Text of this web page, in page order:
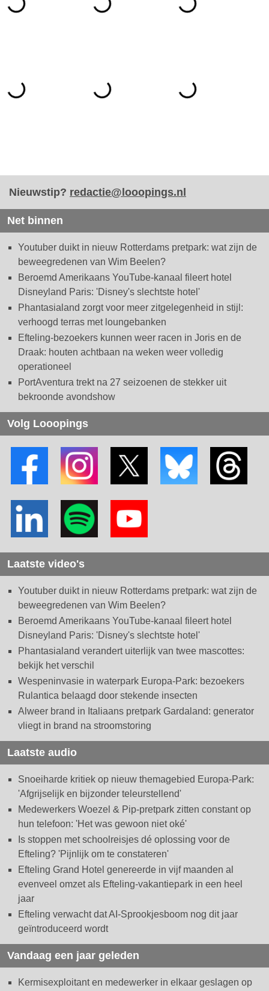
Nieuwstip? redactie@looopings.nl
Net binnen
Youtuber duikt in nieuw Rotterdams pretpark: wat zijn de
beweegredenen van Wim Beelen?
Beroemd Amerikaans YouTube-kanaal fileert hotel
Disneyland Paris: 'Disney's slechtste hotel'
Phantasialand zorgt voor meer zitgelegenheid in stijl:
verhoogd terras met loungebanken
Efteling-bezoekers kunnen weer racen in Joris en de
Draak: houten achtbaan na weken weer volledig
operationeel
PortAventura trekt na 27 seizoenen de stekker uit
bekroonde avondshow
Volg Looopings
Laatste video's
Youtuber duikt in nieuw Rotterdams pretpark: wat zijn de
beweegredenen van Wim Beelen?
Beroemd Amerikaans YouTube-kanaal fileert hotel
Disneyland Paris: 'Disney's slechtste hotel'
Phantasialand verandert uiterlijk van twee mascottes:
bekijk het verschil
Wespeninvasie in waterpark Europa-Park: bezoekers
Rulantica belaagd door stekende insecten
Alweer brand in Italiaans pretpark Gardaland: generator
vliegt in brand na stroomstoring
Laatste audio
Snoeiharde kritiek op nieuw themagebied Europa-Park:
'Afgrijselijk en bijzonder teleurstellend'
Medewerkers Woezel & Pip-pretpark zitten constant op
hun telefoon: 'Het was gewoon niet oké'
Is stoppen met schoolreisjes dé oplossing voor de
Efteling? 'Pijnlijk om te constateren'
Efteling Grand Hotel genereerde in vijf maanden al
evenveel omzet als Efteling-vakantiepark in een heel
jaar
Efteling verwacht dat AI-Sprookjesboom nog dit jaar
geïntroduceerd wordt
Vandaag een jaar geleden
Kermisexploitant en medewerker in elkaar geslagen op